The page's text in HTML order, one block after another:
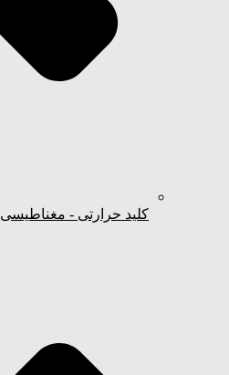
کلید حرارتی - مغناطیسی